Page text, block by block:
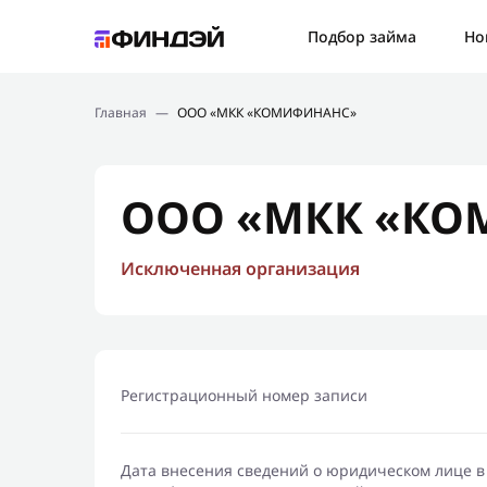
Подбор займа
Новости
Главная — ООО «МКК «КОМИФИНАНС»
ООО «МКК
Исключенная организация
Регистрационный номер записи
Дата внесения сведений о юридическом лице